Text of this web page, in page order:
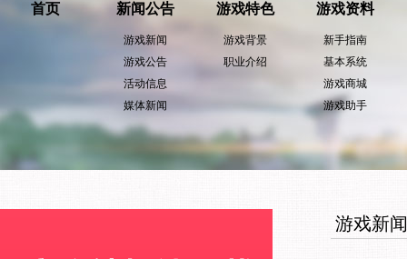
首页 新闻公告
游戏新闻
游戏公告
活动信息
媒体新闻
游戏特色
游戏背景
职业介绍
游戏资料
新手指南
基本系统
游戏商城
游戏助手
游戏新闻